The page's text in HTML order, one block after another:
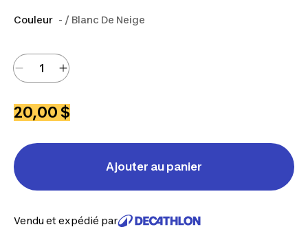
Couleur - / Blanc De Neige
20,00 $
Ajouter au panier
Vendu et expédié par